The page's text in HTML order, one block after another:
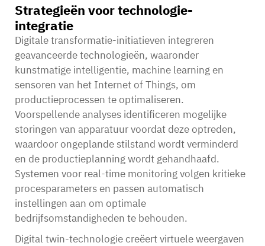
Strategieën voor technologie-
integratie
Digitale transformatie-initiatieven integreren
geavanceerde technologieën, waaronder
kunstmatige intelligentie, machine learning en
sensoren van het Internet of Things, om
productieprocessen te optimaliseren.
Voorspellende analyses identificeren mogelijke
storingen van apparatuur voordat deze optreden,
waardoor ongeplande stilstand wordt verminderd
en de productieplanning wordt gehandhaafd.
Systemen voor real-time monitoring volgen kritieke
procesparameters en passen automatisch
instellingen aan om optimale
bedrijfsomstandigheden te behouden.
Digital twin-technologie creëert virtuele weergaven